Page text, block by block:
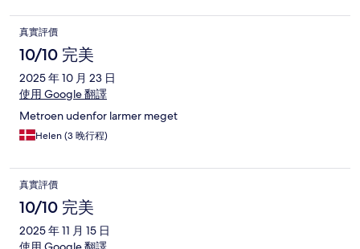
真實評價
10/10 完美
2025 年 10 月 23 日
使用 Google 翻譯
Metroen udenfor larmer meget
Helen (3 晚行程)
真實評價
10/10 完美
2025 年 11 月 15 日